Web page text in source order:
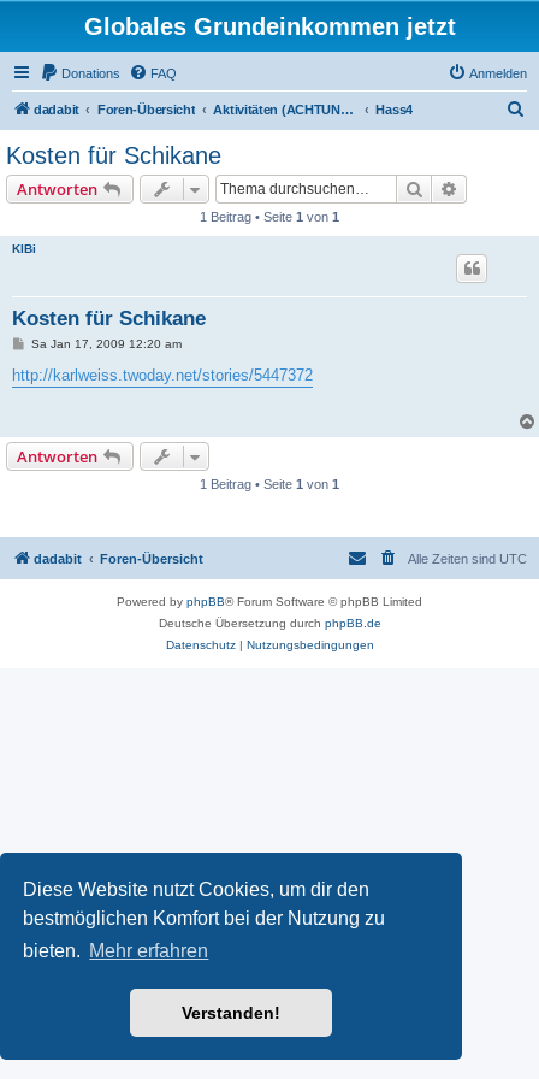
Diese Website nutzt Cookies, um dir den
bestmöglichen Komfort bei der Nutzung zu
bieten. Mehr erfahren
Verstanden!
Globales Grundeinkommen jetzt
Donations FAQ Anmelden
dadabit Foren-Übersicht Aktivitäten (ACHTUNG: Infos zum Registrieren sind unten in: "neu hier?") Hass4
Kosten für Schikane
Antworten Suche
1 Beitrag • Seite 1 von 1
KlBi
Kosten für Schikane
B
i
t
Sa Jan 17, 2009 12:20 am
http://karlweiss.twoday.net/stories/5447372
Antworten
1 Beitrag • Seite 1 von 1
dadabit Foren-Übersicht Alle Zeiten sind UTC
Powered by phpBB® Forum Software © phpBB Limited
Deutsche Übersetzung durch phpBB.de
Datenschutz| Nutzungsbedingungen